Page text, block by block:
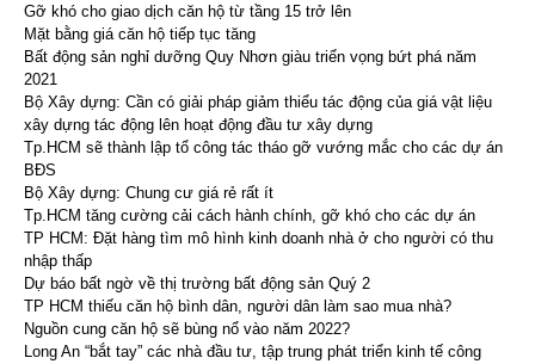
Gỡ khó cho giao dịch căn hộ từ tầng 15 trở lên
Mặt bằng giá căn hộ tiếp tục tăng
Bất động sản nghỉ dưỡng Quy Nhơn giàu triển vọng bứt phá năm
2021
Bộ Xây dựng: Cần có giải pháp giảm thiểu tác động của giá vật liệu
xây dựng tác động lên hoạt động đầu tư xây dựng
Tp.HCM sẽ thành lập tổ công tác tháo gỡ vướng mắc cho các dự án
BĐS
Bộ Xây dựng: Chung cư giá rẻ rất ít
Tp.HCM tăng cường cải cách hành chính, gỡ khó cho các dự án
TP HCM: Đặt hàng tìm mô hình kinh doanh nhà ở cho người có thu
nhập thấp
Dự báo bất ngờ về thị trường bất động sản Quý 2
TP HCM thiếu căn hộ bình dân, người dân làm sao mua nhà?
Nguồn cung căn hộ sẽ bùng nổ vào năm 2022?
Long An “bắt tay” các nhà đầu tư, tập trung phát triển kinh tế công